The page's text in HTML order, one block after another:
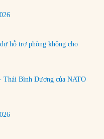
hỗ trợ phòng không cho
Bình Dương của NATO